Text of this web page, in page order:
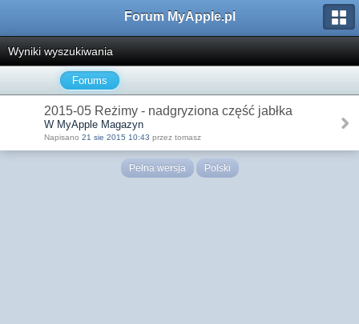
Forum MyApple.pl
Wyniki wyszukiwania
Forums
2015-05 Reżimy - nadgryziona część jabłka
W MyApple Magazyn
Napisano 21 sie 2015 10:43 przez tomasz
Pełna wersja Polski